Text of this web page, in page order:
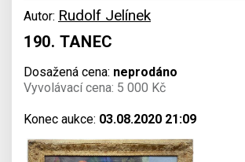
Autor: Rudolf Jelínek
190. TANEC
Dosažená cena: neprodáno
Vyvolávací cena: 5 000 Kč
Konec aukce: 03.08.2020 21:09